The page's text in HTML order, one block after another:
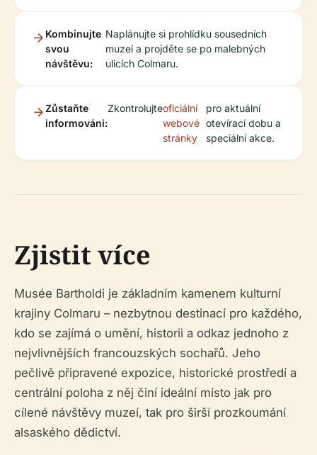
Kombinujte
svou
návštěvu:
Naplánujte si prohlídku sousedních
muzeí a projděte se po malebných
ulicích Colmaru.
Zůstaňte
informováni:
Zkontrolujteoficiální
webové
stránky
pro aktuální
otevírací dobu a
speciální akce.
Zjistit více
Musée Bartholdi je základním kamenem kulturní
krajiny Colmaru – nezbytnou destinací pro každého,
kdo se zajímá o umění, historii a odkaz jednoho z
nejvlivnějších francouzských sochařů. Jeho
pečlivě připravené expozice, historické prostředí a
centrální poloha z něj činí ideální místo jak pro
cílené návštěvy muzeí, tak pro širší prozkoumání
alsaského dědictví.